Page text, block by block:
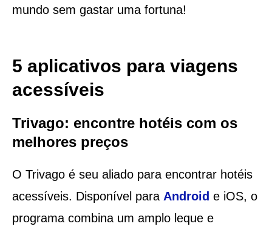
mundo sem gastar uma fortuna!
5 aplicativos para viagens
acessíveis
Trivago: encontre hotéis com os
melhores preços
O Trivago é seu aliado para encontrar hotéis
acessíveis. Disponível para Android e iOS, o
programa combina um amplo leque e